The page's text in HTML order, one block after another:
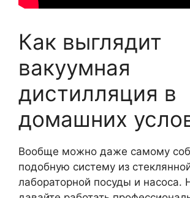
Как выглядит
вакуумная
дистилляция в
домашних
Вообще можно даже самому
подобную систему из
лабораторной посуды и насоса.